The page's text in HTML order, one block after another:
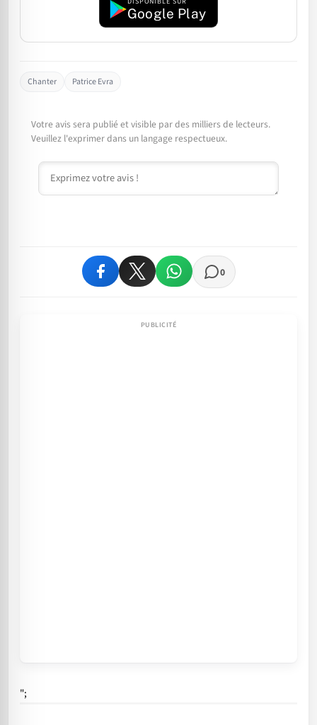
Google Play
Chanter Patrice Evra
Votre avis sera publié et visible par des milliers de lecteurs.
Veuillez l'exprimer dans un langage respectueux.
Commentaire
0
";